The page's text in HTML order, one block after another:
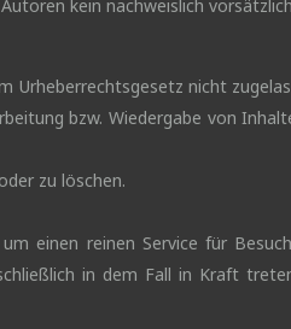
kein nachweislich
nicht
bzw. Wiedergabe von
zu löschen.
einen reinen Service für
in dem Fall in Kraft